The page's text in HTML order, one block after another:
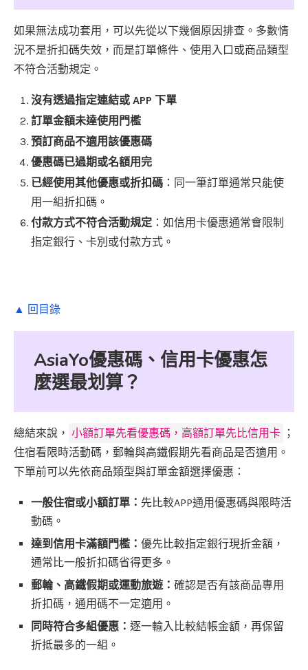
如果無法成功套用，可以先從以下幾個原因排查。多數情
況不是折扣碼失效，而是訂單條件、使用入口或商品類型
不符合活動規定。
沒有透過指定連結或 APP 下單
訂單金額未達使用門檻
預訂商品不適用該優惠碼
優惠碼已過期或名額用完
已經使用其他優惠或折扣碼 ：同一筆訂單通常只能使
用一組折扣碼。
付款方式不符合活動規定 ：如信用卡優惠通常會限制
指定銀行、卡別或付款方式。
▲ 回目錄
AsiaYo優惠碼、信用卡優惠怎
麼選最划算？
總結來說， 小額訂單先看優惠碼，高額訂單先比信用卡 ；
住宿看限時活動碼，郵輪與高鐵假期先看商品是否適用。
下單前可以先依商品類型與訂單金額選擇優惠：
一般住宿或小額訂單： 先比較APP通用優惠碼與限時活
動碼。
達到信用卡滿額門檻： 優先比較指定銀行現折金額，
通常比一般折扣碼省得更多。
郵輪、高鐵假期或運動旅遊： 確認是否有該商品專用
折扣碼，通用碼不一定適用。
同時符合多組優惠： 逐一輸入比較結帳金額，再保留
折抵最多的一組。